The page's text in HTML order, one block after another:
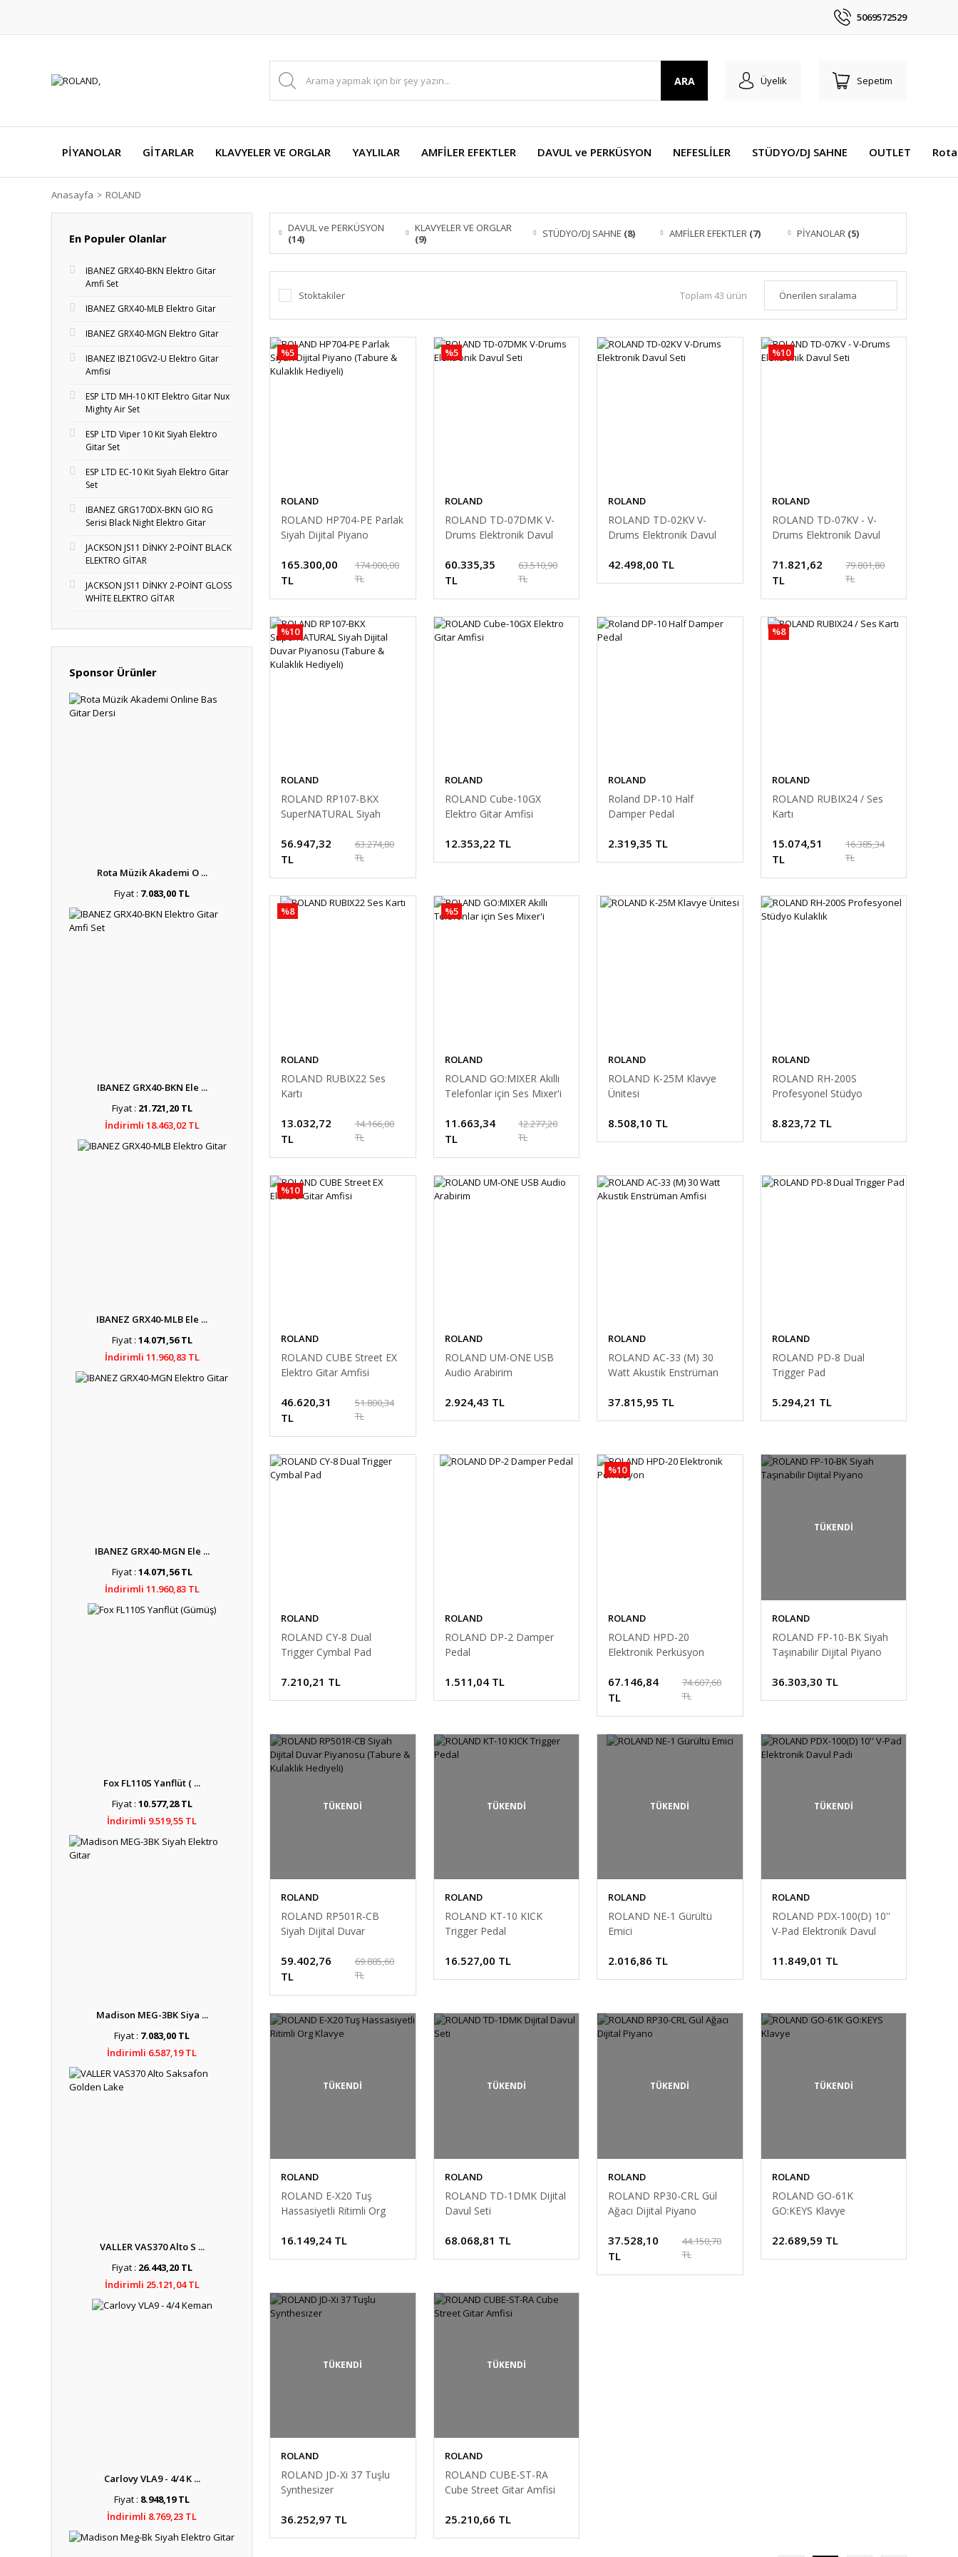
5069572529
ARA Üyelik Sepetim
PİYANOLAR GİTARLAR KLAVYELER VE ORGLAR YAYLILAR AMFİLER EFEKTLER DAVUL ve PERKÜSYON NEFESLİLER STÜDYO/DJ SAHNE OUTLET
Anasayfa ROLAND
En Populer Olanlar
IBANEZ GRX40-BKN Elektro Gitar
Amfi Set
IBANEZ GRX40-MLB Elektro Gitar
IBANEZ GRX40-MGN Elektro Gitar
IBANEZ IBZ10GV2-U Elektro Gitar
Amfisi
ESP LTD MH-10 KIT Elektro Gitar Nux
Mighty Air Set
ESP LTD Viper 10 Kit Siyah Elektro
Gitar Set
ESP LTD EC-10 Kit Siyah Elektro Gitar
Set
IBANEZ GRG170DX-BKN GIO RG
Serisi Black Night Elektro Gitar
JACKSON JS11 DİNKY 2-POİNT BLACK
ELEKTRO GİTAR
JACKSON JS11 DİNKY 2-POİNT GLOSS
WHİTE ELEKTRO GİTAR
Sponsor Ürünler
Rota Müzik Akademi O ...
Fiyat : 7.083,00 TL
IBANEZ GRX40-BKN Ele ...
Fiyat : 21.721,20 TL
İndirimli 18.463,02 TL
IBANEZ GRX40-MLB Ele ...
Fiyat : 14.071,56 TL
İndirimli 11.960,83 TL
IBANEZ GRX40-MGN Ele ...
Fiyat : 14.071,56 TL
İndirimli 11.960,83 TL
Fox FL110S Yanflüt ( ...
Fiyat : 10.577,28 TL
İndirimli 9.519,55 TL
Madison MEG-3BK Siya ...
Fiyat : 7.083,00 TL
İndirimli 6.587,19 TL
VALLER VAS370 Alto S ...
Fiyat : 26.443,20 TL
İndirimli 25.121,04 TL
Carlovy VLA9 - 4/4 K ...
Fiyat : 8.948,19 TL
İndirimli 8.769,23 TL
DAVUL ve PERKÜSYON
(14)
KLAVYELER VE ORGLAR
(9)
STÜDYO/DJ SAHNE (8) AMFİLER EFEKTLER (7) PİYANOLAR (5)
Stoktakiler Toplam 43 ürün
%5
ROLAND
ROLAND HP704-PE Parlak
Siyah Dijital Piyano
Hediyeli)
165.300,00
TL
174.000,00
TL
%5
ROLAND
ROLAND TD-07DMK V-
Drums Elektronik Davul
60.335,35
TL
63.510,90
TL
ROLAND
ROLAND TD-02KV V-
Drums Elektronik Davul
42.498,00 TL
%10
ROLAND
ROLAND TD-07KV - V-
Drums Elektronik Davul
71.821,62
TL
79.801,80
TL
%10
ROLAND
ROLAND RP107-BKX
SuperNATURAL Siyah
(Tabure & Kulaklık
Hediyeli)
56.947,32
TL
63.274,80
TL
ROLAND
ROLAND Cube-10GX
Elektro Gitar Amfisi
12.353,22 TL
ROLAND
Roland DP-10 Half
Damper Pedal
2.319,35 TL
%8
ROLAND
ROLAND RUBIX24 / Ses
Kartı
15.074,51
TL
16.385,34
TL
%8
ROLAND
ROLAND RUBIX22 Ses
Kartı
13.032,72
TL
14.166,00
TL
%5
ROLAND
ROLAND GO:MIXER Akıllı
Telefonlar için Ses Mixer'i
11.663,34
TL
12.277,20
TL
ROLAND
ROLAND K-25M Klavye
Ünitesi
8.508,10 TL
ROLAND
ROLAND RH-200S
Profesyonel Stüdyo
8.823,72 TL
%10
ROLAND
ROLAND CUBE Street EX
Elektro Gitar Amfisi
46.620,31
TL
51.800,34
TL
ROLAND
ROLAND UM-ONE USB
Audio Arabirim
2.924,43 TL
ROLAND
ROLAND AC-33 (M) 30
Watt Akustik Enstrüman
37.815,95 TL
ROLAND
ROLAND PD-8 Dual
Trigger Pad
5.294,21 TL
ROLAND
ROLAND CY-8 Dual
Trigger Cymbal Pad
7.210,21 TL
ROLAND
ROLAND DP-2 Damper
Pedal
1.511,04 TL
%10
ROLAND
ROLAND HPD-20
Elektronik Perküsyon
67.146,84
TL
74.607,60
TL
TÜKENDİ
ROLAND
ROLAND FP-10-BK Siyah
Taşınabilir Dijital Piyano
36.303,30 TL
TÜKENDİ
ROLAND
ROLAND RP501R-CB
Siyah Dijital Duvar
Kulaklık Hediyeli)
59.402,76
TL
69.885,60
TL
TÜKENDİ
ROLAND
ROLAND KT-10 KICK
Trigger Pedal
16.527,00 TL
TÜKENDİ
ROLAND
ROLAND NE-1 Gürültü
Emici
2.016,86 TL
TÜKENDİ
ROLAND
ROLAND PDX-100(D) 10''
V-Pad Elektronik Davul
11.849,01 TL
TÜKENDİ
ROLAND
ROLAND E-X20 Tuş
Hassasiyetli Ritimli Org
16.149,24 TL
TÜKENDİ
ROLAND
ROLAND TD-1DMK Dijital
Davul Seti
68.068,81 TL
TÜKENDİ
ROLAND
ROLAND RP30-CRL Gül
Ağacı Dijital Piyano
37.528,10
TL
44.150,70
TL
TÜKENDİ
ROLAND
ROLAND GO-61K
GO:KEYS Klavye
22.689,59 TL
TÜKENDİ
ROLAND
ROLAND JD-Xi 37 Tuşlu
Synthesizer
36.252,97 TL
TÜKENDİ
ROLAND
ROLAND CUBE-ST-RA
Cube Street Gitar Amfisi
25.210,66 TL